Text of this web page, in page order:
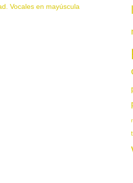
Vocales en mayúscula